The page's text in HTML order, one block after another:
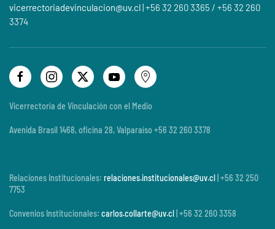
vicerrectoriadevinculacion@uv.cl| +56 32 260 3365 / +56 32 260
3374
Vicerrectoría de Vinculación con el Medio
Avenida Brasil 1468, oficina 28, Valparaíso +56 32 260 3378
Relaciones Institucionales: relaciones.institucionales@uv.cl | +56 32 250
7753
Convenios Institucionales: carlos.collarte@uv.cl | +56 32 260 3358